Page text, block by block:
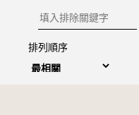
排除關鍵字
排列順序